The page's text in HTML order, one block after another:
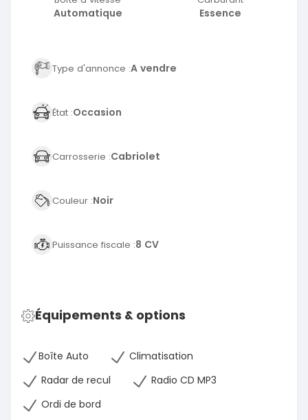
Automatique Essence
Type d'annonce :A vendre
État :Occasion
Carrosserie :Cabriolet
Couleur :Noir
Puissance fiscale :8 CV
Équipements & options
Boîte Auto
Climatisation
Radar de recul
Radio CD MP3
Ordi de bord